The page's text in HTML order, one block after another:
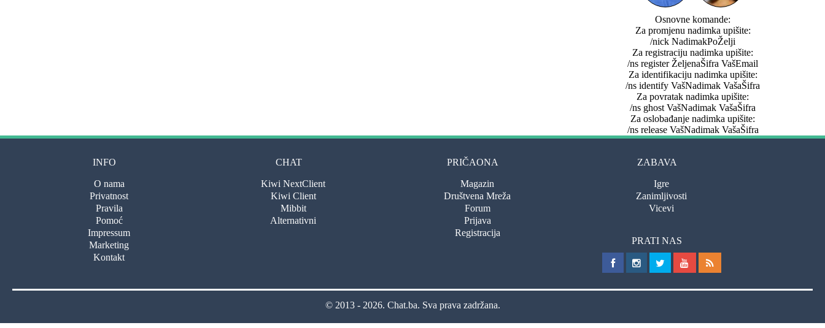
Osnovne komande:
Za promjenu nadimka upišite:
/nick NadimakPoŽelji
Za registraciju nadimka upišite:
/ns register ŽeljenaŠifra VašEmail
Za identifikaciju nadimka upišite:
/ns identify VašNadimak VašaŠifra
Za povratak nadimka upišite:
/ns ghost VašNadimak VašaŠifra
Za oslobađanje nadimka upišite:
/ns release VašNadimak VašaŠifra
INFO
O nama
Privatnost
Pravila
Pomoć
Impressum
Marketing
Kontakt
CHAT
Kiwi NextClient
Kiwi Client
Mibbit
Alternativni
PRIČAONA
Magazin
Društvena Mreža
Forum
Prijava
Registracija
ZABAVA
Igre
Zanimljivosti
Vicevi
PRATI NAS
© 2013 - 2026. Chat.ba. Sva prava zadržana.